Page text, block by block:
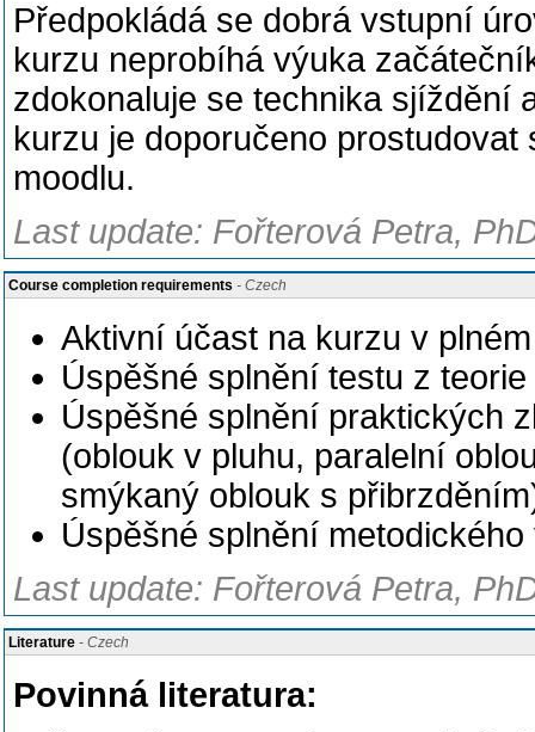
Předpokládá se dobrá vstupní
kurzu neprobíhá výuka
zdokonaluje se technika sjíždění
kurzu je doporučeno
moodlu.
Last update: Fořterová Petra,
Course completion requirements - Czech
Aktivní účast na kurzu v
Úspěšné splnění testu z
Úspěšné splnění praktických
(oblouk v pluhu, paralelní
smýkaný oblouk s
Úspěšné splnění
Last update: Fořterová Petra,
Literature - Czech
Povinná literatura: